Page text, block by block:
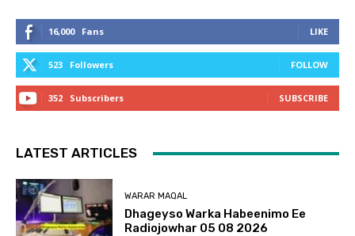
16,000 Fans LIKE
523 Followers FOLLOW
352 Subscribers SUBSCRIBE
LATEST ARTICLES
WARAR MAQAL
Dhageyso Warka Habeenimo Ee
Radiojowhar 05 08 2026